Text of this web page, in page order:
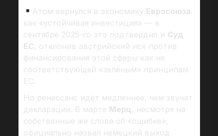
Атом вернулся в экономику Евросоюза
как «устойчивая инвестиция» — в
сентябре 2025-го это подтвердил и Суд
ЕС, отклонив австрийский иск против
финансирования этой сферы как не
соответствующей «зелёным» принципам
ЕС.
Но ренессанс идёт медленнее, чем звучат
декларации. В марте Мерц, несмотря на
собственные же слова об «ошибке»,
официально назвал немецкий выход